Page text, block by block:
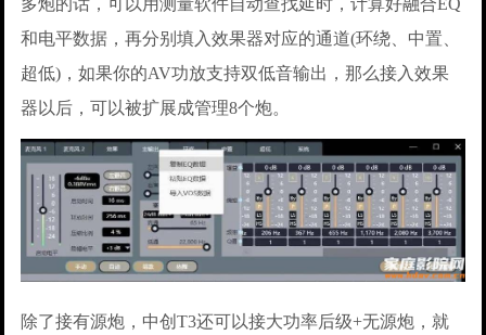
多炮的话，可以用测量软件自动查找延时，计算好融合EQ
和电平数据，再分别填入效果器对应的通道(环绕、中置、
超低)，如果你的AV功放支持双低音输出，那么接入效果
器以后，可以被扩展成管理8个炮。
除了接有源炮，中创T3还可以接大功率后级+无源炮，就